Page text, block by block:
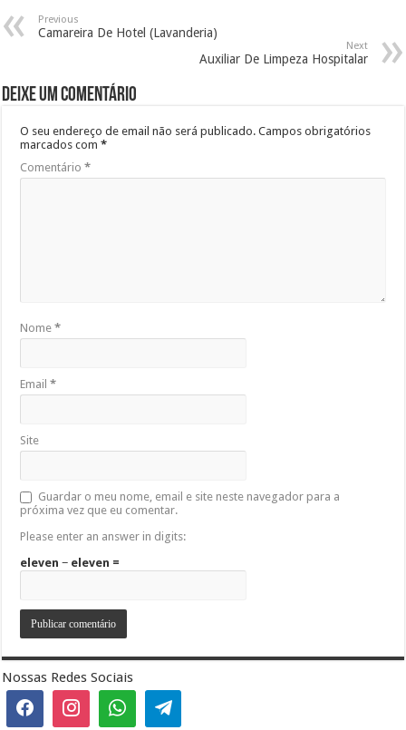
Previous
Camareira De Hotel (Lavanderia)
Next
Auxiliar De Limpeza Hospitalar
Deixe um comentário
O seu endereço de email não será publicado. Campos obrigatórios
marcados com*
Comentário*
Nome*
Email*
Site
Guardar o meu nome, email e site neste navegador para a
próxima vez que eu comentar.
Please enter an answer in digits:
eleven − eleven =
Nossas Redes Sociais